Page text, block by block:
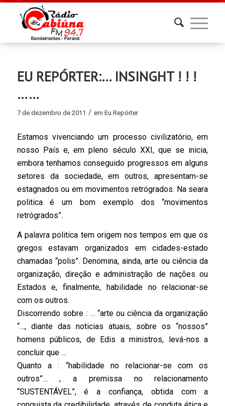
EU REPÓRTER:… INSINGHT ! ! !
……
7 de dezembro de 2011 / em Eu Repórter
Estamos vivenciando um processo civilizatório, em
nosso País e, em pleno século XXI, que se inicia,
embora tenhamos conseguido progressos em alguns
setores da sociedade, em outros, apresentam-se
estagnados ou em movimentos retrógrados. Na seara
politica é um bom exemplo dos “movimentos
retrógrados”.
A palavra politica tem origem nos tempos em que os
gregos estavam organizados em cidades-estado
chamadas “polis”. Denomina, ainda, arte ou ciência da
organização, direção e administração de nações ou
Estados e, finalmente, habilidade no relacionar-se
com os outros.
Discorrendo sobre : … “arte ou ciência da organização
“…, diante das noticias atuais, sobre os “nossos”
homens públicos, de Edis a ministros, levá-nos a
concluir que …
Quanto a : “habilidade no relacionar-se com os
outros”… , a premissa no relacionamento
“SUSTENTÁVEL”, é a confiança, obtida com a